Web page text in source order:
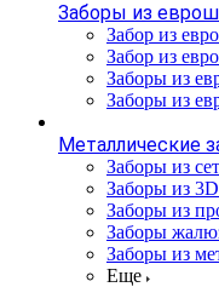
Заборы из
Забор из
Забор из
Заборы из
Заборы из
Металлические
Заборы из
Заборы из
Заборы из
Заборы
Заборы из
Еще